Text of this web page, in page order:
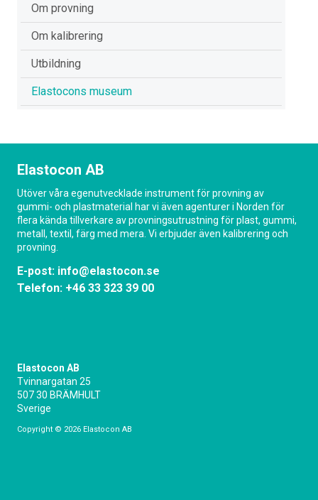
Om provning
Om kalibrering
Utbildning
Elastocons museum
Elastocon AB
Utöver våra egenutvecklade instrument för provning av
gummi- och plastmaterial har vi även agenturer i Norden för
flera kända tillverkare av provningsutrustning för plast, gummi,
metall, textil, färg med mera. Vi erbjuder även kalibrering och
provning.
E-post: info@elastocon.se
Telefon: +46 33 323 39 00
Elastocon AB
Tvinnargatan 25
507 30 BRÄMHULT
Sverige
Copyright © 2026 Elastocon AB